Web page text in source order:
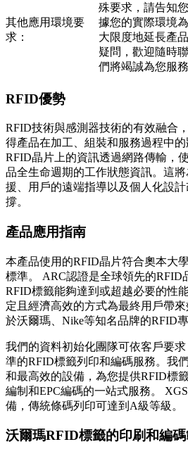
其他應用環境要
求：
殊要求，請告知
據您的實際環境
大限度地延長產
疑問，歡迎隨時
們將竭誠為您服務
RFID優勢
RFID技術與感測器技術的有效融合
得產品在加工、組裝和服務過程中
RFID晶片上的資訊透過網路傳輸，
品全生命週期的工作狀態資訊。這
援、用戶的遠端指導以及個人化設
撐。
產品應用指南
本產品使用的RFID晶片符合奧本大
標準。 ARC認證是全球領先的RFID
RFID標籤能夠達到或超越必要的性
定且經濟高效的方式為最終用戶帶
於沃爾瑪、Nike等知名品牌的RFID專
我們的資料初始化團隊可依客戶要
準的RFID標籤列印和編碼服務。我
和最高效的設備，為您提供RFID標
編制和EPC編碼的一站式服務。
備，傳統條碼列印可達到A級等級。
沃爾瑪RFID標籤的印刷和編碼